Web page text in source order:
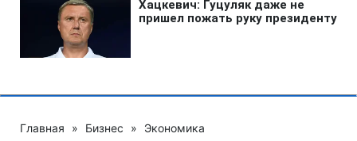
Главная » Бизнес » Экономика